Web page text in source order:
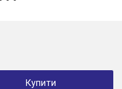
Купити